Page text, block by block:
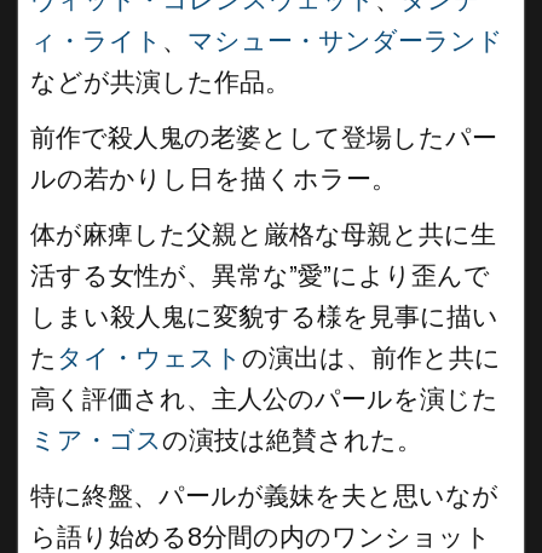
ィ・ライト 、 マシュー・サンダーランド
などが共演した作品。
前作で殺人鬼の老婆として登場したパー
ルの若かりし日を描くホラー。
体が麻痺した父親と厳格な母親と共に生
活する女性が、異常な”愛”により歪んで
しまい殺人鬼に変貌する様を見事に描い
た タイ・ウェスト の演出は、前作と共に
高く評価され、主人公のパールを演じた
ミア・ゴスの演技は絶賛された。
特に終盤、パールが義妹を夫と思いなが
ら語り始める8分間の内のワンショット